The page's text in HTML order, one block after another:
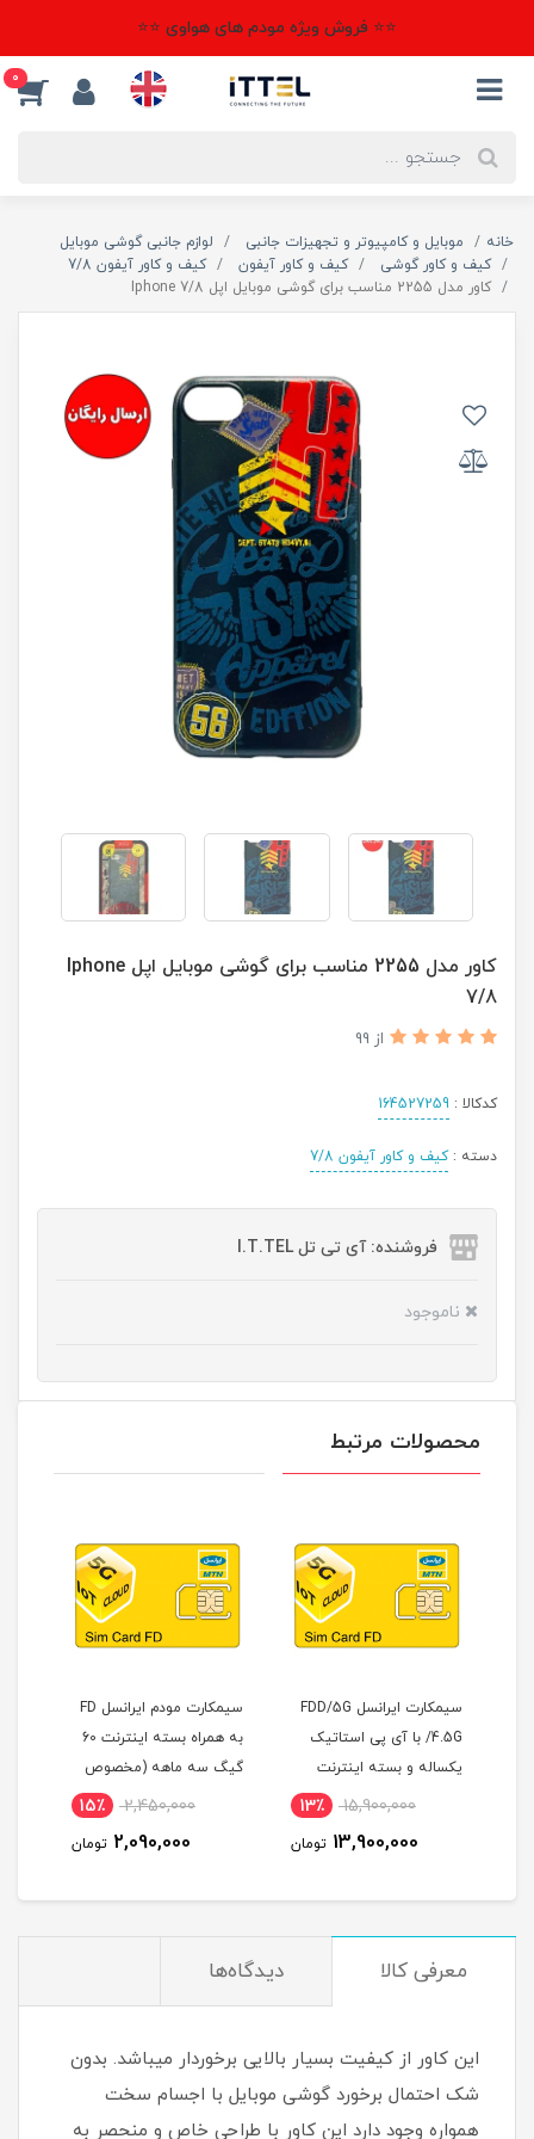
⭐⭐ فروش ویژه مودم های هواوی ⭐⭐
0
خانه موبایل و کامپیوتر و تجهیزات جانبی
لوازم جانبی گوشی موبایل
کیف و کاور گوشی
کیف و کاور آیفون
کیف و کاور آیفون 7/8
کاور مدل 2255 مناسب برای گوشی موبایل اپل Iphone 7/8
کاور مدل 2255 مناسب برای گوشی موبایل اپل Iphone
7/8
از 99
کدکالا : 164527259
دسته :کیف و کاور آیفون 7/8
فروشنده: آی تی تل I.T.TEL
ناموجود
محصولات مرتبط
سیمکارت ایرانسل FDD/5G
/4.5G با آی پی استاتیک
یکساله و بسته اینترنت
500 گیگ یک ساله
15,900,000 13٪
13,900,000 تومان
سیمکارت مودم ایرانسل FD
به همراه بسته اینترنت 60
گیگ سه ماهه (مخصوص
2,450,000 15٪
2,090,000 تومان
معرفی کالا دیدگاه‌ها
این کاور از کیفیت بسیار بالایی برخوردار میباشد. بدون
شک احتمال برخورد گوشی موبایل با اجسام سخت
همواره وجود دارد این کاور با طراحی خاص و منحصر به